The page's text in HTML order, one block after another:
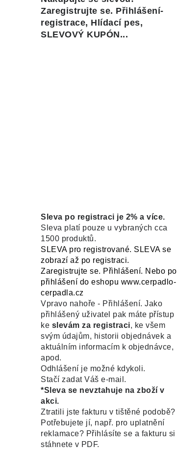
Zaregistrujte se. Přihlášení-
registrace, Hlídací pes,
SLEVOVÝ KUPÓN...
Sleva po registraci je 2% a více.
Sleva platí pouze u vybraných cca
1500 produktů.
SLEVA pro registrované. SLEVA se
zobrazí až po registraci.
Zaregistrujte se. Přihlášení. Nebo po
přihlášení do eshopu www.cerpadlo-
cerpadla.cz
Vpravo nahoře - Přihlášení. Jako
přihlášený uživatel pak máte přístup
ke slevám za registraci, ke všem
svým údajům, historii objednávek a
aktuálním informacím k objednávce,
apod.
Odhlášení je možné kdykoli.
Stačí zadat Váš e-mail.
*Sleva se nevztahuje na zboží v
akci.
Ztratili jste fakturu v tištěné podobě?
Potřebujete jí, např. pro uplatnění
reklamace? Přihlásíte se a fakturu si
stáhnete v PDF.